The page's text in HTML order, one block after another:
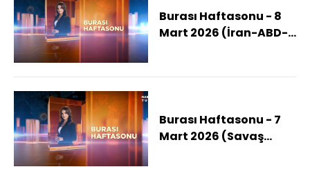
Burası Haftasonu - 8
Mart 2026 (İran-ABD-
Nereye Kadar
Burası Haftasonu - 7
Mart 2026 (Savaş